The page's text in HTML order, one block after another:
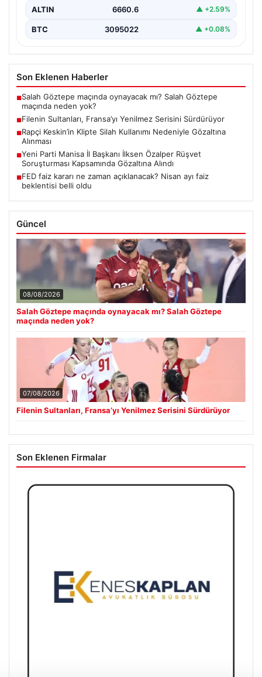
ALTIN 6660.6 ▲ +2.59%
BTC 3095022 ▲ +0.08%
Son Eklenen Haberler
■Salah Göztepe maçında oynayacak mı? Salah Göztepe
maçında neden yok?
■Filenin Sultanları, Fransa’yı Yenilmez Serisini Sürdürüyor
■Rapçi Keskin’in Klipte Silah Kullanımı Nedeniyle Gözaltına
Alınması
■Yeni Parti Manisa İl Başkanı İlksen Özalper Rüşvet
Soruşturması Kapsamında Gözaltına Alındı
■FED faiz kararı ne zaman açıklanacak? Nisan ayı faiz
beklentisi belli oldu
Güncel
08/08/2026
Salah Göztepe maçında oynayacak mı? Salah Göztepe
maçında neden yok?
07/08/2026
Filenin Sultanları, Fransa’yı Yenilmez Serisini Sürdürüyor
Son Eklenen Firmalar